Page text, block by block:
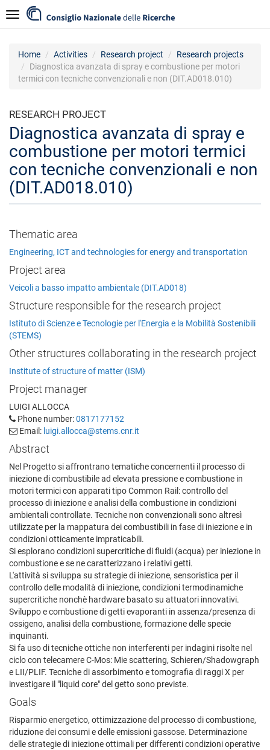
to
main
Navigazione
Home Activities Research project
Research projects
Diagnostica avanzata di spray e combustione per motori
termici con tecniche convenzionali e non (DIT.AD018.010)
RESEARCH PROJECT
Diagnostica avanzata di spray e
combustione per motori termici
con tecniche convenzionali e non
(DIT.AD018.010)
Thematic area
Engineering, ICT and technologies for energy and transportation
Project area
Veicoli a basso impatto ambientale (DIT.AD018)
Structure responsible for the research project
Istituto di Scienze e Tecnologie per l'Energia e la Mobilità Sostenibili
(STEMS)
Other structures collaborating in the research project
Institute of structure of matter (ISM)
Project manager
LUIGI ALLOCCA
Phone number:0817177152
Email: luigi.allocca@stems.cnr.it
Abstract
Nel Progetto si affrontrano tematiche concernenti il processo di
iniezione di combustibile ad elevata pressione e combustione in
motori termici con apparati tipo Common Rail: controllo del
processo di iniezione e analisi della combustione in condizioni
ambientali controllate. Tecniche non convenzionali sono altresì
utilizzate per la mappatura dei combustibili in fase di iniezione e in
condizioni otticamente impraticabili.
Si esplorano condizioni supercritiche di fluidi (acqua) per iniezione in
combustione e se ne caratterizzano i relativi getti.
L'attività si sviluppa su strategie di iniezione, sensoristica per il
controllo delle modalità di iniezione, condizioni termodinamiche
supercritiche nonchè hardware basato su attuatori innovativi.
Sviluppo e combustione di getti evaporanti in assenza/presenza di
ossigeno, analisi della combustione, formazione delle specie
inquinanti.
Si fa uso di tecniche ottiche non interferenti per indagini risolte nel
ciclo con telecamere C-Mos: Mie scattering, Schieren/Shadowgraph
e LII/PLIF. Tecniche di assorbimento e tomografia di raggi X per
investigare il "liquid core" del getto sono previste.
Goals
Risparmio energetico, ottimizzazione del processo di combustione,
riduzione dei consumi e delle emissioni gassose. Determinazione
delle strategie di iniezione ottimali per differenti condizioni operative